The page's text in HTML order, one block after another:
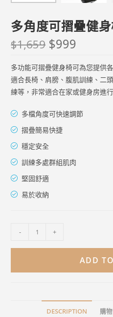
多角度可摺疊健
$1,659 $999
多功能可摺疊健身椅可為您提供
適合長椅、肩膀、腹肌訓練、二
練等，非常適合在家或健身房進行
多檔角度可快速調節
摺疊簡易快捷
穩定安全
訓練多處群組肌肉
堅固舒適
易於收納
- +
ADD
DESCRIPTION 購